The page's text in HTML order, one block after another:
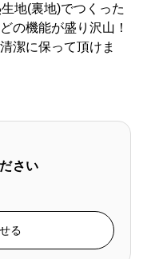
地(裏地)でつくった
の機能が盛り沢山！
潔に保って頂けま
さい
る